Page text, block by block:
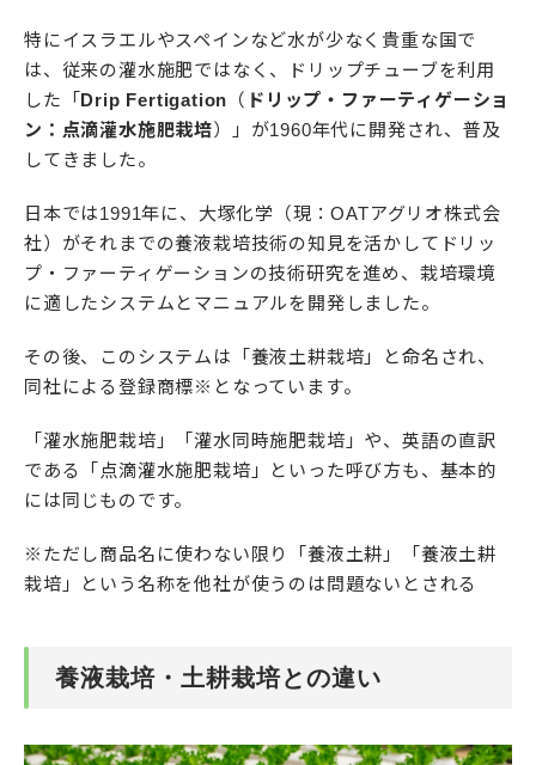
特にイスラエルやスペインなど水が少なく貴重な国で
は、従来の灌水施肥ではなく、ドリップチューブを利用
した「 Drip Fertigation （ ドリップ・ファーティゲーショ
ン：点滴灌水施肥栽培）」が1960年代に開発され、普及
してきました。
日本では1991年に、大塚化学（現：OATアグリオ株式会
社）がそれまでの養液栽培技術の知見を活かしてドリッ
プ・ファーティゲーションの技術研究を進め、栽培環境
に適したシステムとマニュアルを開発しました。
その後、このシステムは「養液土耕栽培」と命名され、
同社による登録商標※となっています。
「灌水施肥栽培」「灌水同時施肥栽培」や、英語の直訳
である「点滴灌水施肥栽培」といった呼び方も、基本的
には同じものです。
※ただし商品名に使わない限り「養液土耕」「養液土耕
栽培」という名称を他社が使うのは問題ないとされる
養液栽培・土耕栽培との違い